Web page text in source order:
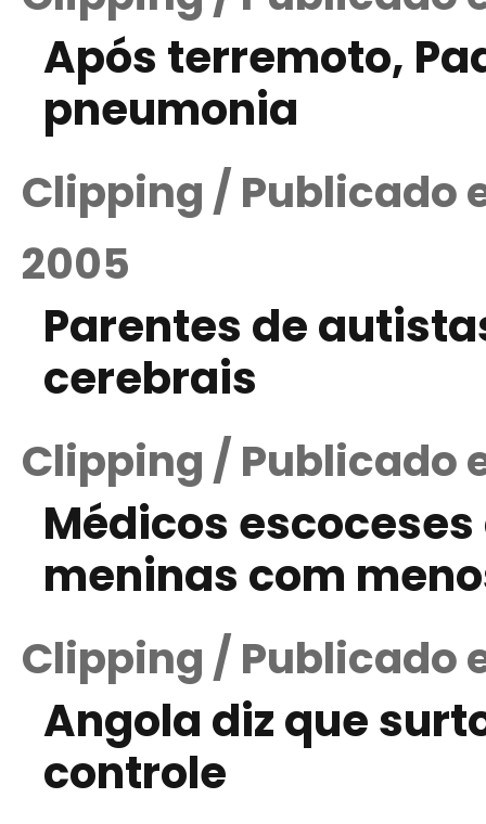
Após terremoto,
pneumonia
Clipping / Publicado
2005
Parentes de
cerebrais
Clipping / Publicado
Médicos
meninas com
Clipping / Publicado
Angola diz que
controle